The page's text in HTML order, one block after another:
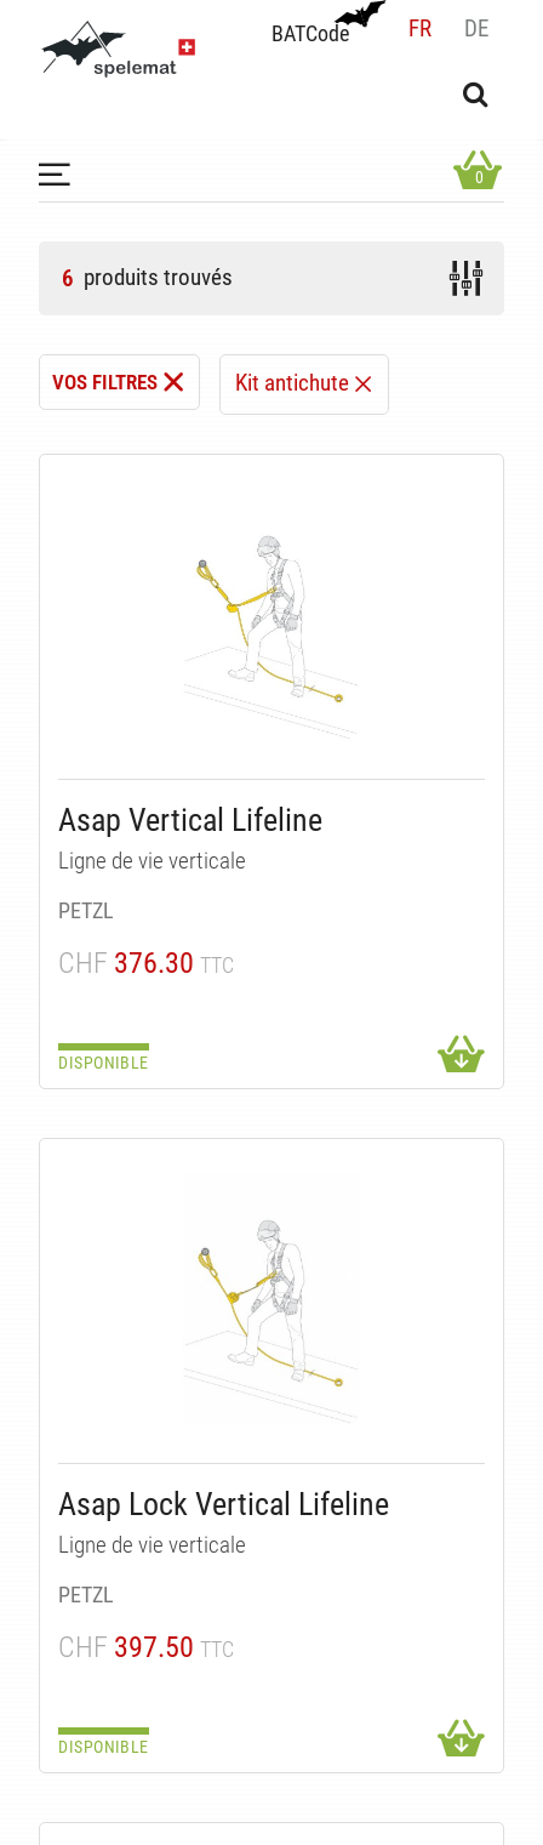
BATCode FR DE
BATCode
OK
0
6 produits trouvés
VOS FILTRES Kit antichute
Asap Vertical Lifeline
Ligne de vie verticale
PETZL
CHF 376.30 TTC
DISPONIBLE
Asap Lock Vertical Lifeline
Ligne de vie verticale
PETZL
CHF 397.50 TTC
DISPONIBLE